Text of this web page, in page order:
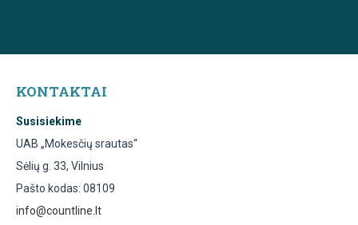
KONTAKTAI
Susisiekime
UAB „Mokesčių srautas“
Sėlių g. 33, Vilnius
Pašto kodas: 08109
info@countline.lt